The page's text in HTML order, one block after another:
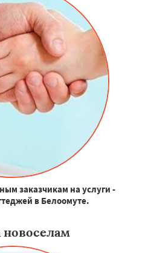
заказчикам на услуги -
в Белоомуте.